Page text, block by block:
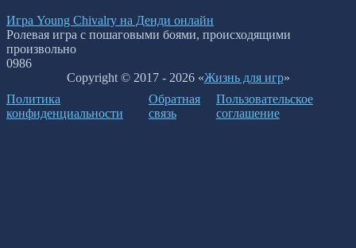
Игра Young Chivalry на Денди онлайн
Ролевая игра с пошаговыми боями, происходящими
произвольно
0986
Copyright © 2017 - 2026 «Жизнь для игр»
Политика
конфиденциальности
Обратная
связь
Пользовательское
соглашение